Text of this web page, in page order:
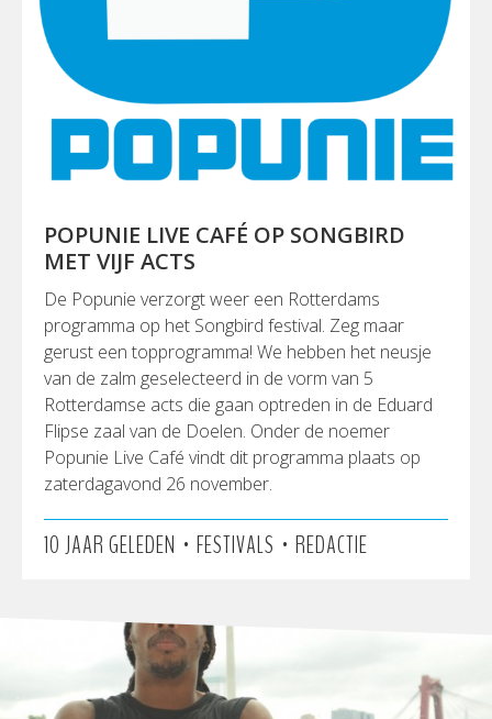
POPUNIE LIVE CAFÉ OP SONGBIRD
MET VIJF ACTS
De Popunie verzorgt weer een Rotterdams
programma op het Songbird festival. Zeg maar
gerust een topprogramma! We hebben het neusje
van de zalm geselecteerd in de vorm van 5
Rotterdamse acts die gaan optreden in de Eduard
Flipse zaal van de Doelen. Onder de noemer
Popunie Live Café vindt dit programma plaats op
zaterdagavond 26 november.
10 JAAR GELEDEN • FESTIVALS • REDACTIE